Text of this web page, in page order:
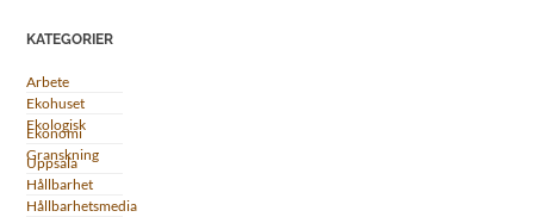
KATEGORIER
Arbete
Ekohuset
Ekologisk
Ekonomi
Granskning
Uppsala
Hållbarhet
Hållbarhetsmedia